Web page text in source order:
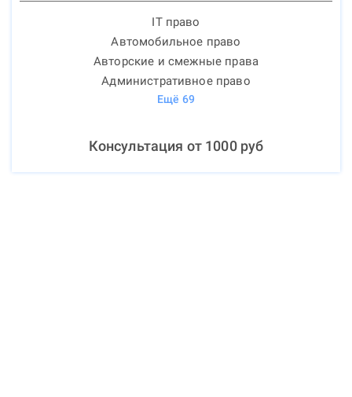
IT право
Автомобильное право
Авторские и смежные права
Административное право
Ещё 69
Консультация от 1000руб